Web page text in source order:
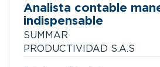
Analista contable
indispensable
SUMMAR
PRODUCTIVIDAD S.A.S